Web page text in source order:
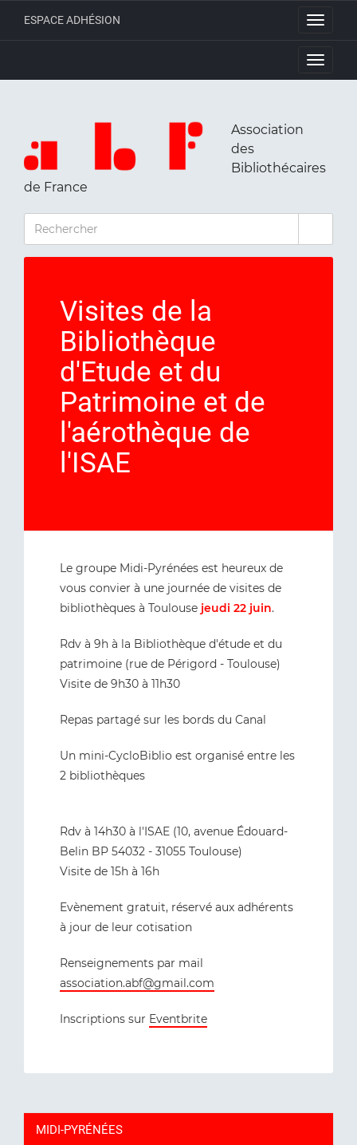
Toggle
ESPACE ADHÉSION
Toggle
Association
des
Bibliothécaires
de France
RECHERCHER
Visites de la
Bibliothèque
d'Etude et du
Patrimoine et de
l'aérothèque de
l'ISAE
Le groupe Midi-Pyrénées est heureux de
vous convier à une journée de visites de
bibliothèques à Toulouse jeudi 22 juin.
Rdv à 9h à la Bibliothèque d'étude et du
patrimoine (rue de Périgord - Toulouse)
Visite de 9h30 à 11h30
Repas partagé sur les bords du Canal
Un mini-CycloBiblio est organisé entre les
2 bibliothèques
Rdv à 14h30 à l'ISAE (10, avenue Édouard-
Belin BP 54032 - 31055 Toulouse)
Visite de 15h à 16h
Evènement gratuit, réservé aux adhérents
à jour de leur cotisation
Renseignements par mail
association.abf@gmail.com
Inscriptions sur Eventbrite
MIDI-PYRÉNÉES